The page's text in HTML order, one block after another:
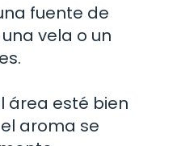
fuente de
vela o un
área esté bien
aroma se